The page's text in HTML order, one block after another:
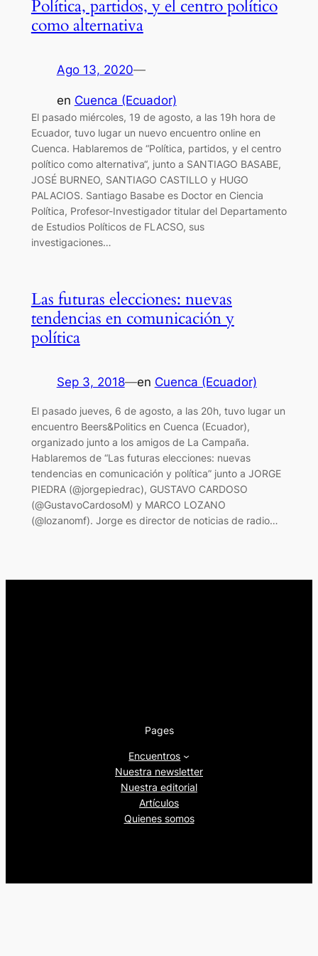
Política, partidos, y el centro político
como alternativa
Ago 13, 2020—
en Cuenca (Ecuador)
El pasado miércoles, 19 de agosto, a las 19h hora de
Ecuador, tuvo lugar un nuevo encuentro online en
Cuenca. Hablaremos de “Política, partidos, y el centro
político como alternativa“, junto a SANTIAGO BASABE,
JOSÉ BURNEO, SANTIAGO CASTILLO y HUGO
PALACIOS. Santiago Basabe es Doctor en Ciencia
Política, Profesor-Investigador titular del Departamento
de Estudios Políticos de FLACSO, sus
investigaciones…
Las futuras elecciones: nuevas
tendencias en comunicación y
política
Sep 3, 2018—en Cuenca (Ecuador)
El pasado jueves, 6 de agosto, a las 20h, tuvo lugar un
encuentro Beers&Politics en Cuenca (Ecuador),
organizado junto a los amigos de La Campaña.
Hablaremos de “Las futuras elecciones: nuevas
tendencias en comunicación y política” junto a JORGE
PIEDRA (@jorgepiedrac), GUSTAVO CARDOSO
(@GustavoCardosoM) y MARCO LOZANO
(@lozanomf). Jorge es director de noticias de radio…
Pages
Encuentros
Nuestra newsletter
Nuestra editorial
Artículos
Quienes somos